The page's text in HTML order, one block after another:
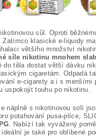
sůl. Oproti
Zatímco klasické e-liquidy
většího množství
síle nikotinu mnohem
do těla dostat větší dávku
cigaretám. Odpadá
e-cigarety a i s menšími
uspokojit touhu po nikotinu.
náplně s nikotinovou solí
potahování pusa-plíce,
. Nabízí tak vyvážený
je také pro oblíbené